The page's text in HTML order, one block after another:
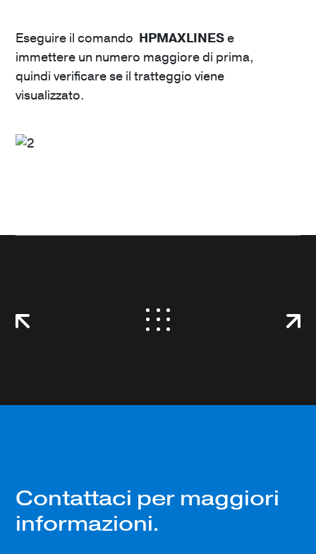
Eseguire il comando HPMAXLINESe
immettere un numero maggiore di prima,
quindi verificare se il tratteggio viene
visualizzato.
Contattaci per maggiori
informazioni.